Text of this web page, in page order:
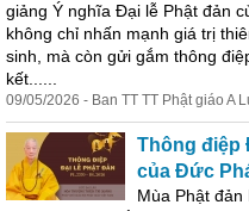
giảng Ý nghĩa Đại lễ Phật đản
không chỉ nhấn mạnh giá trị
sinh, mà còn gửi gắm thông
kết......
09/05/2026 - Ban TT TT Phật giáo A
Thông điệp
của Đức
Mùa Phật